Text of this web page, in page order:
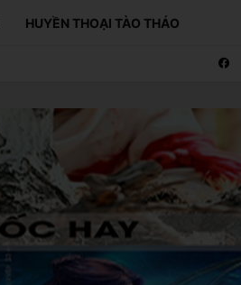
HUYỀN THOẠI TÀO THÁO